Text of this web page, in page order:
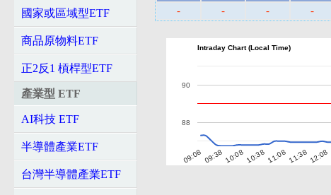
國家或區域型ETF
商品原物料ETF
正2反1 槓桿型ETF
產業型 ETF
AI科技 ETF
半導體產業ETF
台灣半導體產業ETF
-
- - -
Intraday Chart (Local Time)
09:08 09:38 10:08 10:38 11:08 11:38 12:08
88
90